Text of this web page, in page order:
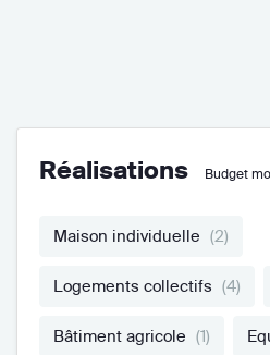
Réalisations Budget
Maison individuelle (2)
Logements collectifs (4)
Bâtiment agricole (1)